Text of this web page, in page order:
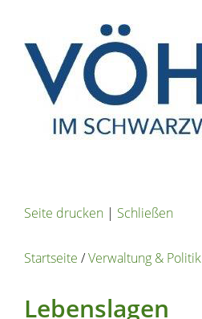
Seite drucken | Schließen
Startseite /Verwaltung & Politik
Lebenslagen